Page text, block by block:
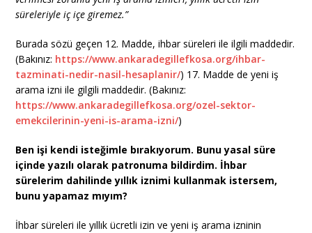
süreleriyle iç içe giremez.”
Burada sözü geçen 12. Madde, ihbar süreleri ile ilgili maddedir.
(Bakınız: https://www.ankaradegillefkosa.org/ihbar-
tazminati-nedir-nasil-hesaplanir/) 17. Madde de yeni iş
arama izni ile gilgili maddedir. (Bakınız:
https://www.ankaradegillefkosa.org/ozel-sektor-
emekcilerinin-yeni-is-arama-izni/)
Ben işi kendi isteğimle bırakıyorum. Bunu yasal süre
içinde yazılı olarak patronuma bildirdim. İhbar
sürelerim dahilinde yıllık iznimi kullanmak istersem,
bunu yapamaz mıyım?
İhbar süreleri ile yıllık ücretli izin ve yeni iş arama izninin